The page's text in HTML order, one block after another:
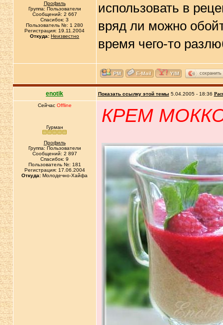
Профиль
Группа: Пользователи
Сообщений: 2 667
Спасибок: 3
Пользователь №: 1 280
Регистрация: 19.11.2004
Откуда: Неизвестно
использовать в
вряд ли можно
время чего-то
сохранить
enotik Показать ссылку этой темы 5.04.2005 - 18:36
Сейчас Offline
Гурман
Профиль
Группа: Пользователи
Сообщений: 2 897
Спасибок: 9
Пользователь №: 181
Регистрация: 17.06.2004
Откуда: Молодечно-Хайфа
КРЕМ